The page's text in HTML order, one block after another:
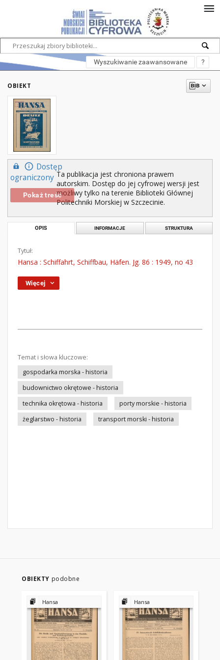
Wyszukiwanie zaawansowane ?
OBIEKT
Dostęp
ograniczony
Pokaż treść
Ta publikacja jest chroniona prawem
autorskim. Dostęp do jej cyfrowej wersji jest
możliwy tylko na terenie Biblioteki Głównej
Politechniki Morskiej w Szczecinie.
OPIS INFORMACJE STRUKTURA
Tytuł:
Hansa : Schiffahrt, Schiffbau, Häfen. Jg. 86 : 1949, no 43
Więcej
Temat i słowa kluczowe:
gospodarka morska - historia
budownictwo okrętowe - historia
technika okrętowa - historia
porty morskie - historia
żeglarstwo - historia
transport morski - historia
OBIEKTY podobne
Hansa Hansa